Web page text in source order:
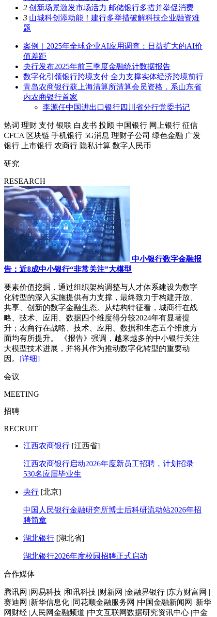
2 创新场景激发市场活力 邮储银行多措并举促消费
3 山城科创添动能！建行多举措破解科技企业融资难
题
案例｜2025年全球企业AI应用调查：日益扩大的AI价
值差距
央行发布2025年前三季度金融统计数据报告
数字化引领银行跨境支付 全力支撑实体经济跨境前行
青岛农商银行获上海清算所清算会员资格，系山东省
内农商银行首家
李源任中国进出口银行四川省分行党委书记
热词 理财 支付 银联 白皮书 投顾 中国银行 网上银行 征信
CFCA 区块链 手机银行 5G消息 理财子公司 绿色金融 广发
银行
上市银行 农商行 隐私计算 数字人民币
研究
RESEARCH
中小银行数字金融报
告：近8成中小银行“非常关注”大模型
要素价值挖掘，通过组织架构调整与人才体系建设为数字
化转型的深入实施提供有力支撑，最终致力于构建开放、
共享、创新的数字金融生态。从结构特征看，城商行在战
略、技术、应用、数据四个维度得分较2024年有显著提
升；农商行在战略、技术、应用、数据和生态五个维度方
面均有所提升。 《报告》强调，越来越多的中小银行关注
大模型技术进展，并将其作为推动数字化转型的重要动
因。 [详细]
会议
MEETING
招聘
RECRUIT
江西农商银行 [江西省]
江西农商银行启动2026年度新员工招聘，计划招录
530名应届毕业生
央行 [北京]
中国人民银行金融研究所博士后科研流动站2026年招
聘简章
湖北银行 [湖北省]
湖北银行2026年度校园招聘正式启动
合作媒体
腾讯网 |网易科技 |和讯科技 |财新网 |金融界银行 |东方财富网 |
赛迪网 |新华信息化 |同花顺金融服务网 |中国金融新闻网 |新华
网财经 |人民网金融频道 |中文互联网数据研究资讯中心 |中金